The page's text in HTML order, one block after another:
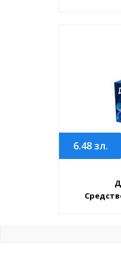
6.48зл.